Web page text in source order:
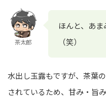
茶太郎
ほんと、あ
（笑）
水出し玉露もですが、茶葉
されているため、甘み・旨